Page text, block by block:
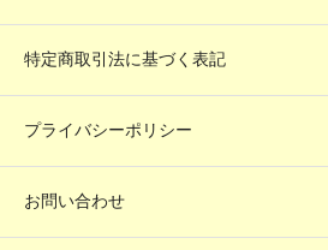
特定商取引法に基づく表記
プライバシーポリシー
お問い合わせ